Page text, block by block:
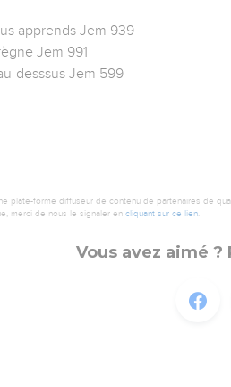
apprends Jem 939
Jem 991
desssus Jem 599
plate-forme diffuseur de contenu de partenaires de
merci de nous le signaler en cliquant sur ce lien.
Vous avez aimé